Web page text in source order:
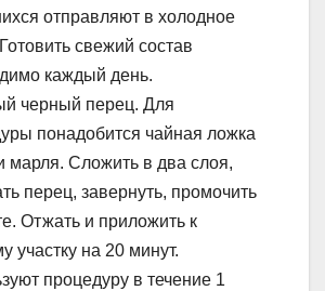
отправляют в холодное
свежий состав
каждый день.
черный перец. Для
понадобится чайная ложка
марля. Сложить в два слоя,
перец, завернуть, промочить
Отжать и приложить к
участку на 20 минут.
процедуру в течение 1